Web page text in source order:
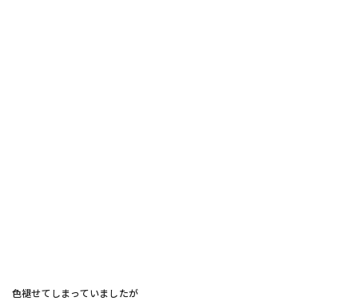
色褪せてしまっていましたが